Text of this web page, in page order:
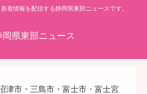
着情報を配信する静岡県東部ニュースです。
岡県東部ニュース
津市・三島市・富士市・富士宮